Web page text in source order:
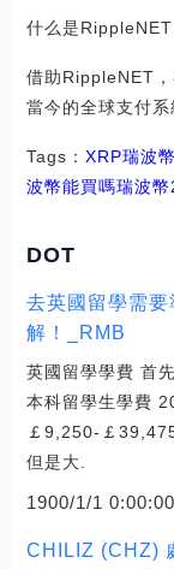
什么是RippleNET
借助RippleNET
當今的全球支付
Tags： XRP瑞波幣
波幣能買嗎瑞波
DOT
去英國留學需
解！_RMB
英國留學學費 首
本科留學生學費
￡9,250-￡
但是大.
1900/1/1 0:00:00
CHILIZ (CHZ)